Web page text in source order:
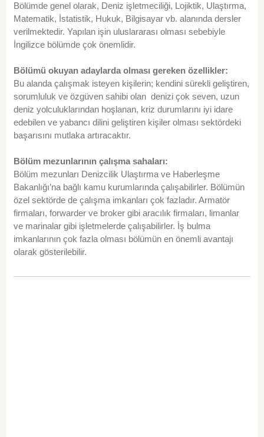
Bölümde genel olarak, Deniz işletmeciliği, Lojiktik, Ulaştırma,
Matematik, İstatistik, Hukuk, Bilgisayar vb. alanında dersler
verilmektedir. Yapılan işin uluslararası olması sebebiyle
İngilizce bölümde çok önemlidir.
Bölümü okuyan adaylarda olması gereken özellikler:
Bu alanda çalışmak isteyen kişilerin; kendini sürekli geliştiren,
sorumluluk ve özgüven sahibi olan denizi çok seven, uzun
deniz yolculuklarından hoşlanan, kriz durumlarını iyi idare
edebilen ve yabancı dilini geliştiren kişiler olması sektördeki
başarısını mutlaka artıracaktır.
Bölüm mezunlarının çalışma sahaları:
Bölüm mezunları Denizcilik Ulaştırma ve Haberleşme
Bakanlığı’na bağlı kamu kurumlarında çalışabilirler. Bölümün
özel sektörde de çalışma imkanları çok fazladır. Armatör
firmaları, forwarder ve broker gibi aracılık firmaları, limanlar
ve marinalar gibi işletmelerde çalışabilirler. İş bulma
imkanlarının çok fazla olması bölümün en önemli avantajı
olarak gösterilebilir.